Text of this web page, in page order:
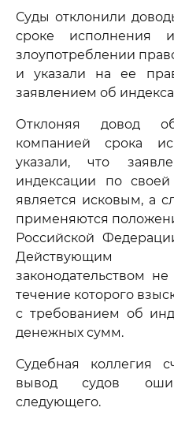
Суды отклонили
сроке исполнения
злоупотреблении
и указали на ее
заявлением об
Отклоняя довод
компанией срока
указали, что
индексации по
является исковым, а
применяются
Российской
Действующим
законодательством
течение которого
с требованием об
денежных сумм.
Судебная коллегия
вывод судов
следующего.